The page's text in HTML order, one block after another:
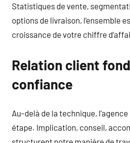
Statistiques de vente,
options de livraison, l’ensemble
croissance de votre chiffre
Relation client
confiance
Au-delà de la technique, l’agence
étape. Implication, conseil,